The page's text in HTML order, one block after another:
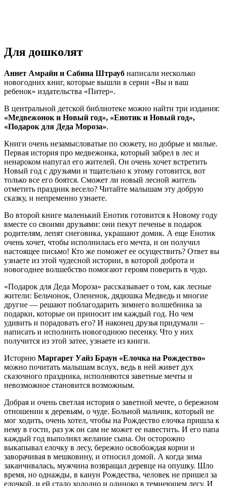
Для дошколят
Аннет Амрайн и Сабина Штрауб написали несколько
новогодних книг, которые вышли в серии «Вы и ваш
ребенок» издательства «Питер».
В центральной детской библиотеке можно найти три издания:
«Медвежонок и Новый год», «Енотик и Новый год»,
«Подарок для Деда Мороза».
Книги очень незамысловатые по сюжету, но добрые и милые.
Первая история про медвежонка, который забрел в лес и
ненароком напугал его жителей. Он очень хочет встретить
Новый год с друзьями и тщательно к этому готовится, вот
только все его боятся. Сможет ли новый лесной житель
отметить праздник весело? Читайте малышам эту добрую
сказку, и непременно узнаете.
Во второй книге маленький Енотик готовится к Новому году
вместе со своими друзьями: они пекут печенье в подарок
родителям, лепят снеговика, украшают домик. А еще Енотик
очень хочет, чтобы исполнилась его мечта, и он получил
настоящее письмо! Кто же поможет ее осуществить? Ответ вы
узнаете из этой чудесной истории, в которой доброта и
новогоднее волшебство помогают героям поверить в чудо.
«Подарок для Деда Мороза» рассказывает о том, как лесные
жители: Бельчонок, Олененок, дядюшка Медведь и многие
другие — решают поблагодарить зимнего волшебника за
подарки, которые он приносит им каждый год. Но чем
удивить и порадовать его? И наконец друзья придумали –
написать и исполнить новогоднюю песенку. Что у них
получится из этой затее, узнаете из книги.
Историю Маргарет Уайз Браун «Елочка на Рождество»
можно почитать малышам вслух, ведь в ней живет дух
сказочного праздника, исполняются заветные мечты и
невозможное становится возможным.
Добрая и очень светлая история о заветной мечте, о бережном
отношении к деревьям, о чуде. Больной мальчик, который не
мог ходить, очень хотел, чтобы на Рождество елочка пришла к
нему в гости, раз уж он сам не может ее навестить. И его папа
каждый год выполнял желание сына. Он осторожно
выкапывал елочку в лесу, бережно освобождая корни и
заворачивая в мешковину, и относил домой. А когда зима
заканчивалась, мужчина возвращал деревце на опушку. Шло
время, но однажды, в канун Рождества, человек не пришел за
елочкой, и ей стало холодно и одиноко в темнеющем лесу. И